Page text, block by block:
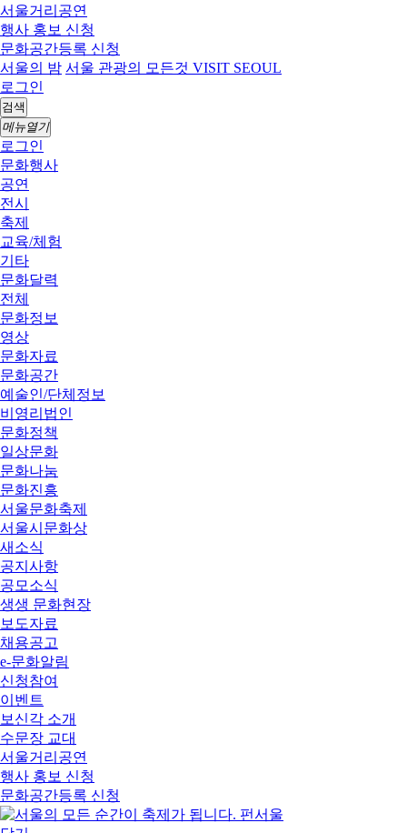
서울거리공연
행사 홍보 신청
문화공간등록 신청
서울의 밤 서울 관광의 모든것 VISIT SEOUL
로그인
검색
메뉴열기
로그인
문화행사
공연
전시
축제
교육/체험
기타
문화달력
전체
문화정보
영상
문화자료
문화공간
예술인/단체정보
비영리법인
문화정책
일상문화
문화나눔
문화진흥
서울문화축제
서울시문화상
새소식
공지사항
공모소식
생생 문화현장
보도자료
채용공고
e-문화알림
신청참여
이벤트
보신각 소개
수문장 교대
서울거리공연
행사 홍보 신청
문화공간등록 신청